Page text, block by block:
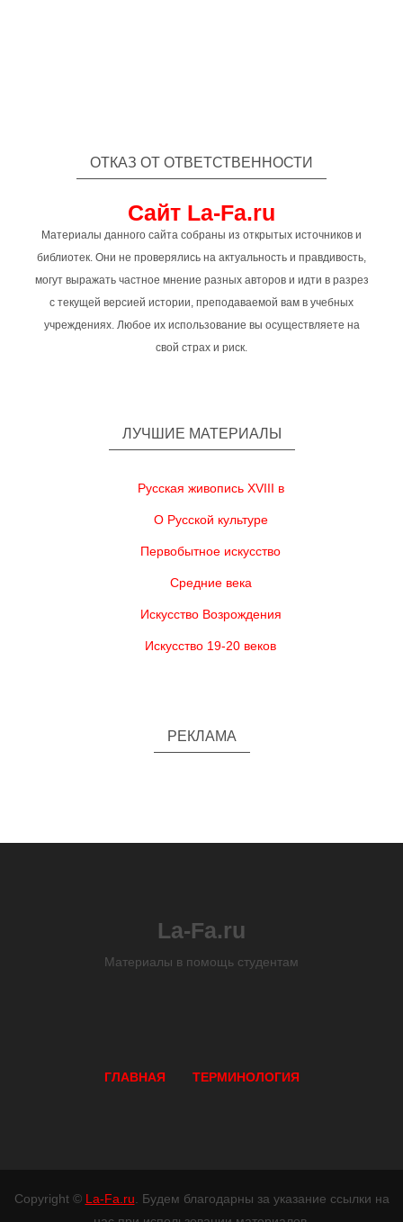
ОТКАЗ ОТ ОТВЕТСТВЕННОСТИ
Сайт La-Fa.ru
Материалы данного сайта собраны из открытых источников и
библиотек. Они не проверялись на актуальность и правдивость,
могут выражать частное мнение разных авторов и идти в разрез
с текущей версией истории, преподаваемой вам в учебных
учреждениях. Любое их использование вы осуществляете на
свой страх и риск.
ЛУЧШИЕ МАТЕРИАЛЫ
Русская живопись XVIII в
О Русской культуре
Первобытное искусство
Средние века
Искусство Возрождения
Искусство 19-20 веков
РЕКЛАМА
La-Fa.ru
Материалы в помощь студентам
ГЛАВНАЯ ТЕРМИНОЛОГИЯ
Copyright © La-Fa.ru . Будем благодарны за указание ссылки на